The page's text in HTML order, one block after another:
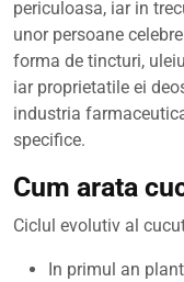
periculoasa, iar in
unor persoane
forma de tincturi,
iar proprietatile ei
industria
specifice.
Cum arata
Ciclul evolutiv al
In primul an